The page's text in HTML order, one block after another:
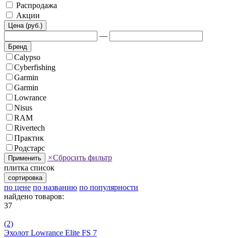
Распродажа
Акции
Цена (руб.)
—
Бренд
Calypso
Cyberfishing
Garmin
Garmin
Lowrance
Nisus
RAM
Rivertech
Практик
Родстарс
Применить ×Сбросить фильтр
плитка список
сортировка
по цене по названию по популярности
найдено товаров:
37
(2)
Эхолот Lowrance Elite FS 7